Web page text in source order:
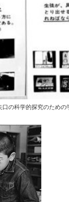
の科学的探究のため